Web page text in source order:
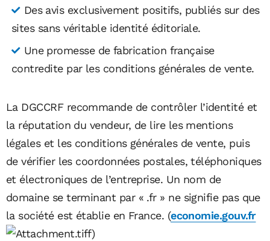
Des avis exclusivement positifs, publiés sur des
sites sans véritable identité éditoriale.
Une promesse de fabrication française
contredite par les conditions générales de vente.
La DGCCRF recommande de contrôler l’identité et
la réputation du vendeur, de lire les mentions
légales et les conditions générales de vente, puis
de vérifier les coordonnées postales, téléphoniques
et électroniques de l’entreprise. Un nom de
domaine se terminant par « .fr » ne signifie pas que
la société est établie en France. (economie.gouv.fr
)